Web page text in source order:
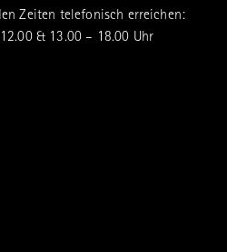
Zeiten telefonisch erreichen:
& 13.00 – 18.00 Uhr